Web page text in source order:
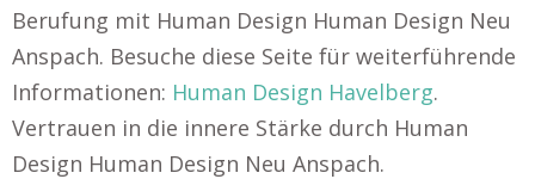
Berufung mit Human Design Human Design Neu
Anspach. Besuche diese Seite für weiterführende
Informationen: Human Design Havelberg.
Vertrauen in die innere Stärke durch Human
Design Human Design Neu Anspach.